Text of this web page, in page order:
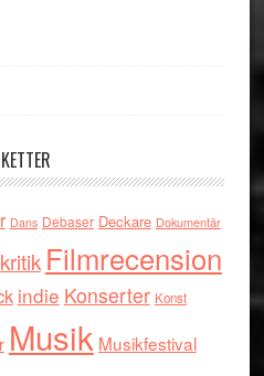
Dans Debaser Deckare Dokumentär
Filmrecension
indie Konserter Konst
Musik Musikfestival